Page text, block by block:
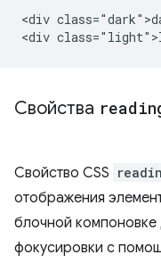
<div
Свойства
Свойство CSS
отображения
блочной компоновке
фокусировки с